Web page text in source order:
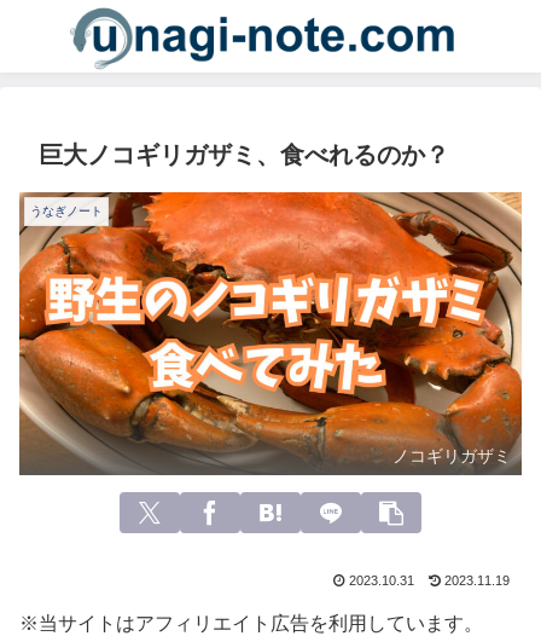
巨大ノコギリガザミ、食べれるのか？
うなぎノート
ノコギリガザミ
2023.10.31 2023.11.19
※当サイトはアフィリエイト広告を利用しています。